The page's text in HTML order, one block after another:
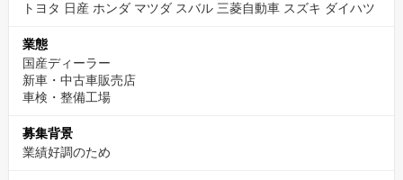
トヨタ 日産 ホンダ マツダ スバル 三菱自動車 スズキ ダイハツ
業態
国産ディーラー
新車・中古車販売店
車検・整備工場
募集背景
業績好調のため